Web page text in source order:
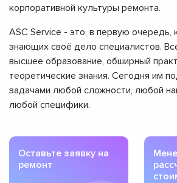
корпоративной культуры ремонта.
ASC Service - это, в первую очередь,
знающих своё дело специалистов.
высшее образование, обширный
теоретические знания. Сегодня им
задачами любой сложности, любой
любой специфики.
Оставьте заявку на
ремонт